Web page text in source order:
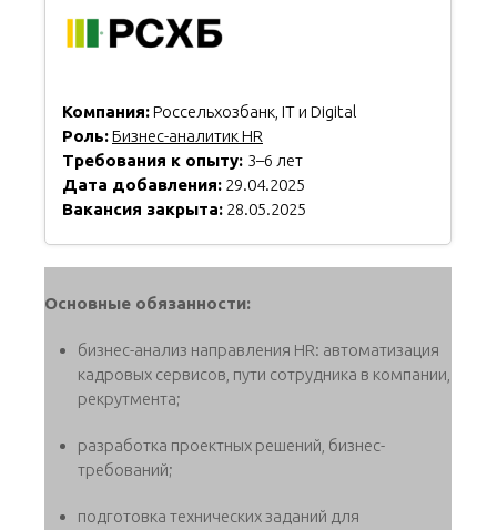
Компания:Россельхозбанк, IT и Digital
Роль:Бизнес-аналитик HR
Требования к опыту: 3–6 лет
Дата добавления: 29.04.2025
Вакансия закрыта: 28.05.2025
Основные обязанности:
бизнес-анализ направления HR: автоматизация
кадровых сервисов, пути сотрудника в компании,
рекрутмента;
разработка проектных решений, бизнес-
требований;
подготовка технических заданий для